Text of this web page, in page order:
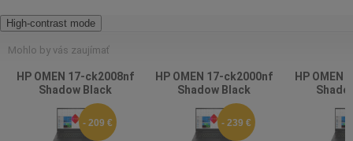
High-contrast mode
Mohlo by vás zaujímať
HP OMEN 17-ck2008nf
Shadow Black
- 209 €
HP OMEN 17-ck2000nf
Shadow Black
- 239 €
HP OMEN